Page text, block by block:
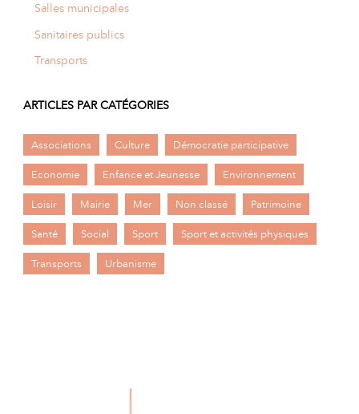
Salles municipales
Sanitaires publics
Transports
ARTICLES PAR CATÉGORIES
Associations Culture Démocratie participative
Economie Enfance et Jeunesse Environnement
Loisir Mairie Mer Non classé Patrimoine
Santé Social Sport Sport et activités physiques
Transports Urbanisme